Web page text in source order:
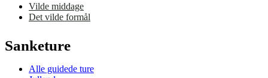
Vilde middage
Det vilde formål
Sanketure
Alle guidede ture